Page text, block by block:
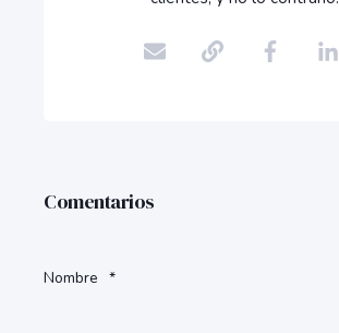
Comentarios
Nombre *